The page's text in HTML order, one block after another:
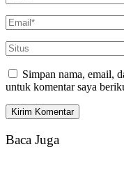
Simpan nama, email,
untuk komentar saya
Baca Juga